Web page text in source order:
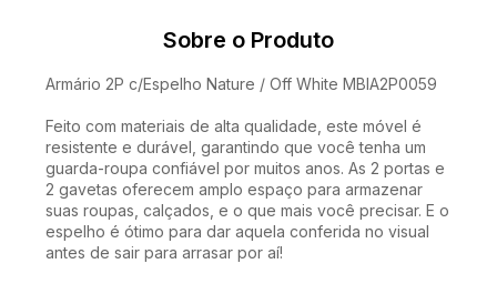
Sobre o Produto
Armário 2P c/Espelho Nature / Off White MBIA2P0059
Feito com materiais de alta qualidade, este móvel é
resistente e durável, garantindo que você tenha um
guarda-roupa confiável por muitos anos. As 2 portas e
2 gavetas oferecem amplo espaço para armazenar
suas roupas, calçados, e o que mais você precisar. E o
espelho é ótimo para dar aquela conferida no visual
antes de sair para arrasar por aí!